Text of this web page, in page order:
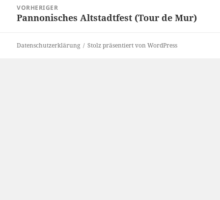
VORHERIGER
Vorheriger
Pannonisches Altstadtfest (Tour de Mur)
Datenschutzerklärung Stolz präsentiert von WordPress